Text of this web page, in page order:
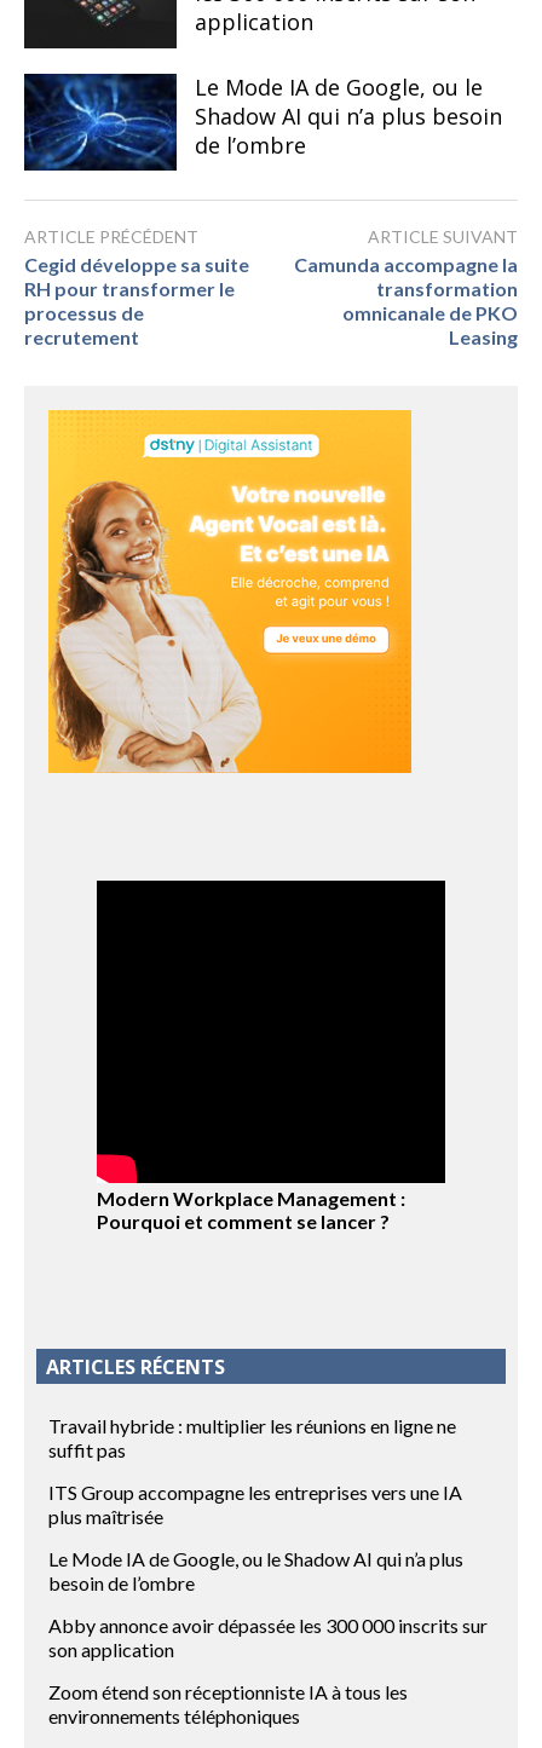
application
Le Mode IA de Google, ou le
Shadow AI qui n’a plus besoin
de l’ombre
ARTICLE PRÉCÉDENT
Cegid développe sa suite
RH pour transformer le
processus de
recrutement
ARTICLE SUIVANT
Camunda accompagne la
transformation
omnicanale de PKO
Leasing
Modern Workplace Management :
Pourquoi et comment se lancer ?
ARTICLES RÉCENTS
Travail hybride : multiplier les réunions en ligne ne
suffit pas
ITS Group accompagne les entreprises vers une IA
plus maîtrisée
Le Mode IA de Google, ou le Shadow AI qui n’a plus
besoin de l’ombre
Abby annonce avoir dépassée les 300 000 inscrits sur
son application
Zoom étend son réceptionniste IA à tous les
environnements téléphoniques